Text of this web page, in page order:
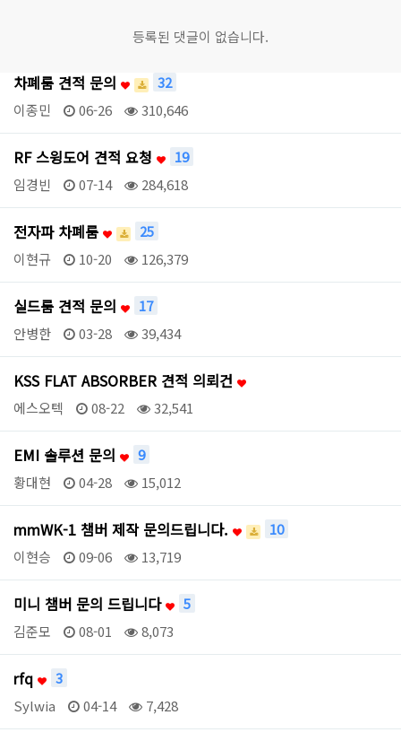
등록된 댓글이 없습니다.
차폐룸 견적 문의
32
이종민
06-26 310,646
RF 스윙도어 견적 요청
19
임경빈
07-14 284,618
전자파 차폐룸
25
이현규
10-20 126,379
실드룸 견적 문의
17
안병한
03-28 39,434
KSS FLAT ABSORBER 견적 의뢰건
에스오텍 08-22 32,541
EMI 솔루션 문의
9
황대현
04-28 15,012
mmWK-1 챔버 제작 문의드립니다.
10
이현승
09-06 13,719
미니 챔버 문의 드립니다
5
김준모
08-01 8,073
rfq
3
Sylwia
04-14 7,428